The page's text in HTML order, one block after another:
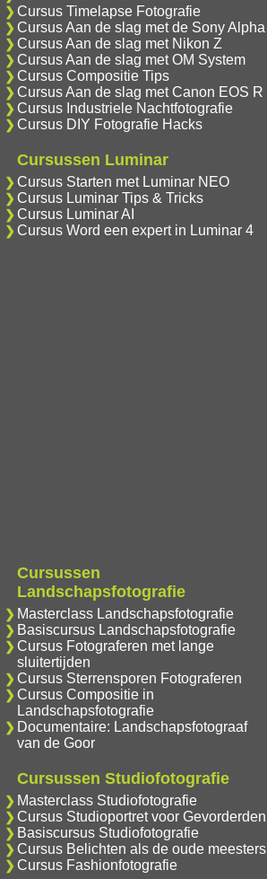
Cursus Timelapse Fotografie
Cursus Aan de slag met de Sony Alpha
Cursus Aan de slag met Nikon Z
Cursus Aan de slag met OM System
Cursus Compositie Tips
Cursus Aan de slag met Canon EOS R
Cursus Industriele Nachtfotografie
Cursus DIY Fotografie Hacks
Cursussen Luminar
Cursus Starten met Luminar NEO
Cursus Luminar Tips & Tricks
Cursus Luminar AI
Cursus Word een expert in Luminar 4
Cursussen
Landschapsfotografie
Masterclass Landschapsfotografie
Basiscursus Landschapsfotografie
Cursus Fotograferen met lange
sluitertijden
Cursus Sterrensporen Fotograferen
Cursus Compositie in
Landschapsfotografie
Documentaire: Landschapsfotograaf
van de Goor
Cursussen Studiofotografie
Masterclass Studiofotografie
Cursus Studioportret voor Gevorderden
Basiscursus Studiofotografie
Cursus Belichten als de oude meesters
Cursus Fashionfotografie